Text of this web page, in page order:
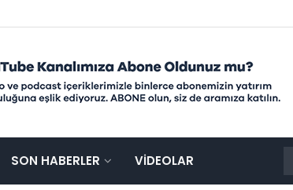
SON HABERLER VIDEOLAR